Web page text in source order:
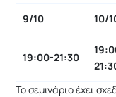
9/10 10/
19:00-21:30
Το σεμινάριο έχει